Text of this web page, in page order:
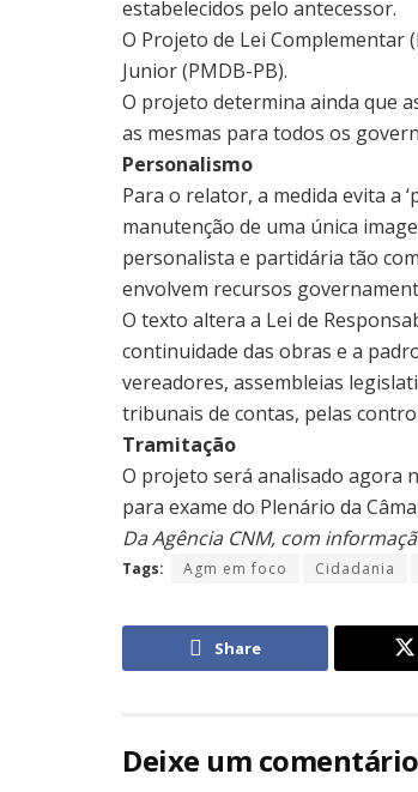
estabelecidos pelo antecessor.
O Projeto de Lei Complementar
Junior (PMDB-PB).
O projeto determina ainda que
as mesmas para todos os
Personalismo
Para o relator, a medida evita a
manutenção de uma única
personalista e partidária tão
envolvem recursos
O texto altera a Lei de
continuidade das obras e a
vereadores, assembleias
tribunais de contas, pelas
Tramitação
O projeto será analisado agora
para exame do Plenário da
Da Agência CNM, com
Tags: Agm em foco Cidadania
Share
Deixe um comentário